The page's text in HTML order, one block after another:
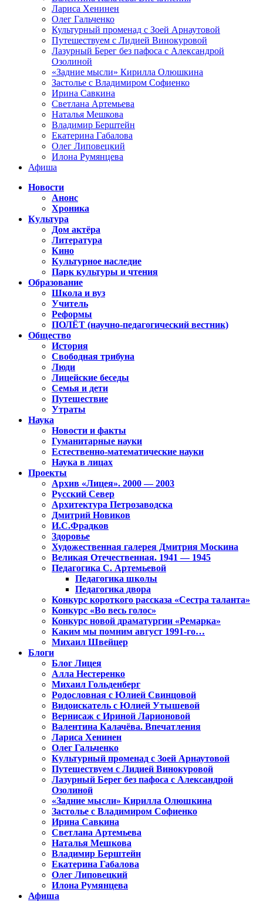
Лариса Хенинен
Олег Гальченко
Культурный променад с Зоей Арнаутовой
Путешествуем с Лидией Винокуровой
Лазурный Берег без пафоса с Александрой
Озолиной
«Задние мысли» Кирилла Олюшкина
Застолье с Владимиром Софиенко
Ирина Савкина
Светлана Артемьева
Наталья Мешкова
Владимир Берштейн
Екатерина Габалова
Олег Липовецкий
Илона Румянцева
Афиша
Новости
Анонс
Хроника
Культура
Дом актёра
Литература
Кино
Культурное наследие
Парк культуры и чтения
Образование
Школа и вуз
Учитель
Реформы
ПОЛЁТ (научно-педагогический вестник)
Общество
История
Свободная трибуна
Люди
Лицейские беседы
Семья и дети
Путешествие
Утраты
Наука
Новости и факты
Гуманитарные науки
Естественно-математические науки
Наука в лицах
Проекты
Архив «Лицея». 2000 — 2003
Русский Север
Архитектура Петрозаводска
Дмитрий Новиков
И.С.Фрадков
Здоровье
Художественная галерея Дмитрия Москина
Великая Отечественная. 1941 — 1945
Педагогика С. Артемьевой
Педагогика школы
Педагогика двора
Конкурс короткого рассказа «Сестра таланта»
Конкурс «Во весь голос»
Конкурс новой драматургии «Ремарка»
Каким мы помним август 1991-го…
Михаил Швейцер
Блоги
Блог Лицея
Алла Нестеренко
Михаил Гольденберг
Родословная с Юлией Свинцовой
Видоискатель с Юлией Утышевой
Вернисаж с Ириной Ларионовой
Валентина Калачёва. Впечатления
Лариса Хенинен
Олег Гальченко
Культурный променад с Зоей Арнаутовой
Путешествуем с Лидией Винокуровой
Лазурный Берег без пафоса с Александрой
Озолиной
«Задние мысли» Кирилла Олюшкина
Застолье с Владимиром Софиенко
Ирина Савкина
Светлана Артемьева
Наталья Мешкова
Владимир Берштейн
Екатерина Габалова
Олег Липовецкий
Илона Румянцева
Афиша